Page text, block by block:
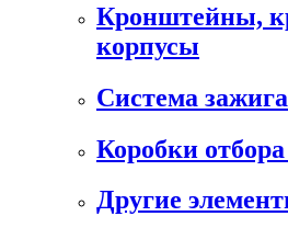
Кронштейны,
корпусы
Cистема
Коробки
Другие